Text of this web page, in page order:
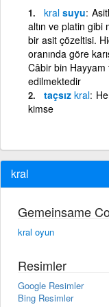
kral suyu
altın ve platin
bir asit çözeltisi.
oranında göre
Câbir bin Hayyam
edilmektedir
taçsız kral
kimse
kral
Gemeinsame
kral oyun
Resimler
Google Resimler
Bing Resimler